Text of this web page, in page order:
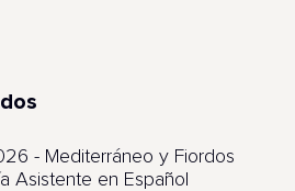
- Mediterráneo y Fiordos
Asistente en Español